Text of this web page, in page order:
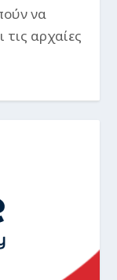
να
αρχαίες